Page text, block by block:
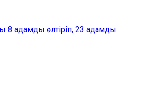
8 адамды өлтіріп, 23 адамды